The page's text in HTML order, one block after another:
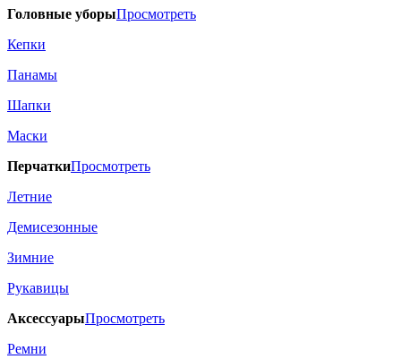
Головные уборыПросмотреть
Кепки
Панамы
Шапки
Маски
ПерчаткиПросмотреть
Летние
Демисезонные
Зимние
Рукавицы
АксессуарыПросмотреть
Ремни